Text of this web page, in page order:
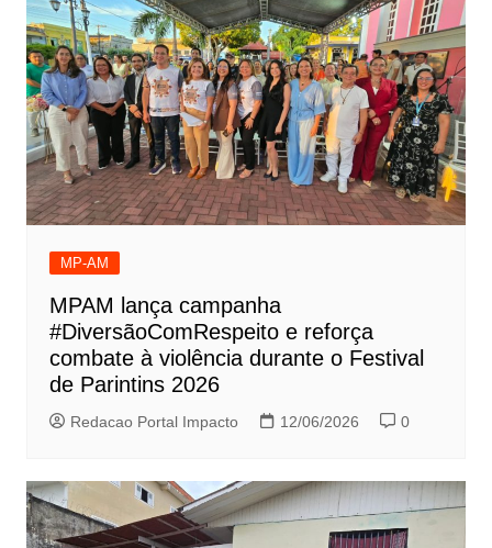
MP-AM
MPAM lança campanha
#DiversãoComRespeito e reforça
combate à violência durante o Festival
de Parintins 2026
Redacao Portal Impacto 12/06/2026 0